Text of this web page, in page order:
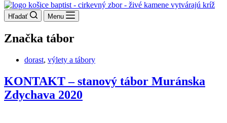
Hľadať Menu
Značka tábor
dorast, výlety a tábory
KONTAKT – stanový tábor Muránska
Zdychava 2020